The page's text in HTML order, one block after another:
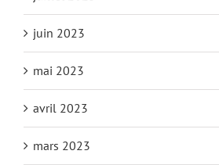
juin 2023
mai 2023
avril 2023
mars 2023